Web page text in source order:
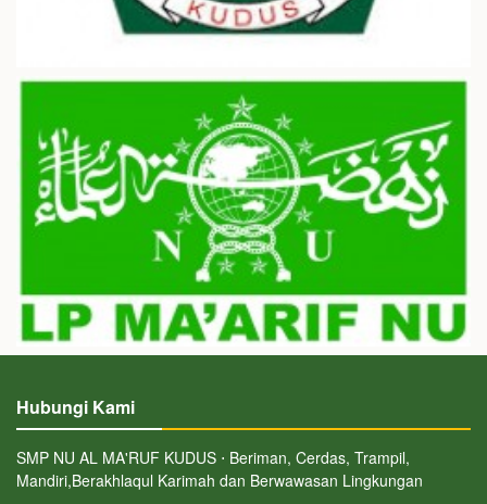
Hubungi Kami
SMP NU AL MA'RUF KUDUS ⋅ Beriman, Cerdas, Trampil,
Mandiri,Berakhlaqul Karimah dan Berwawasan Lingkungan